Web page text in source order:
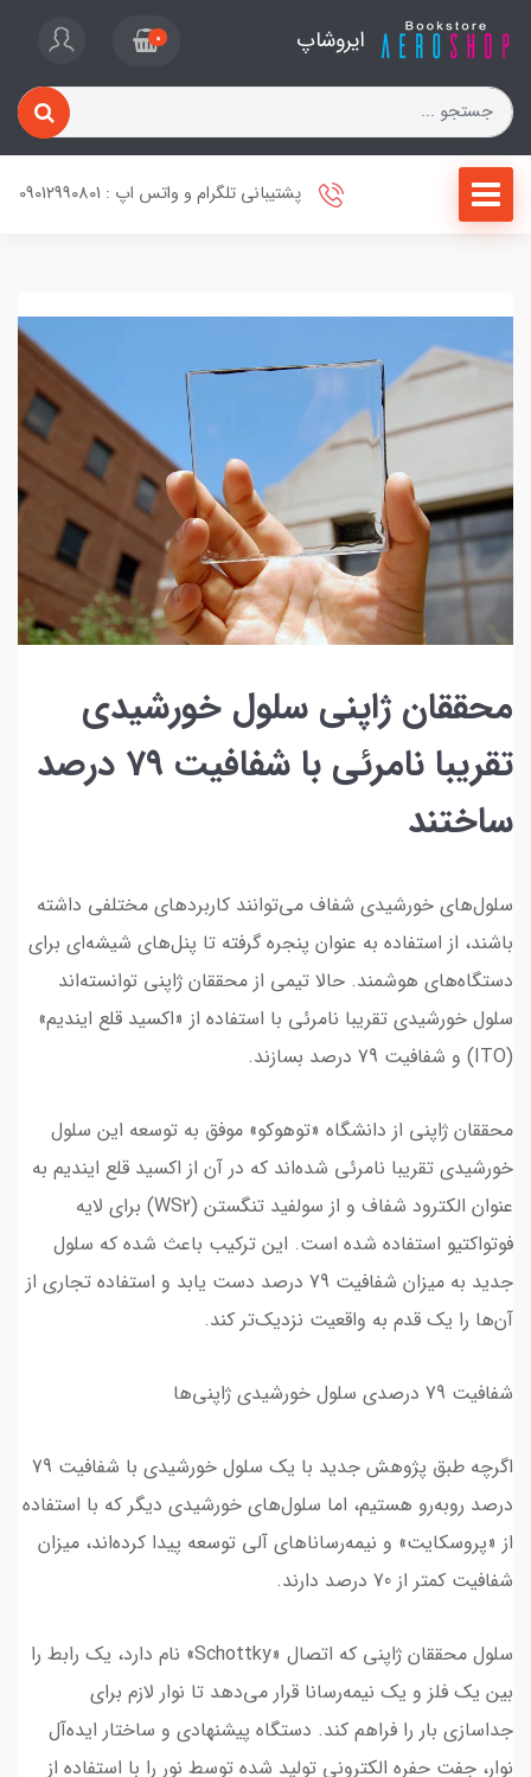
ایروشاپ 0
پشتیبانی تلگرام و واتس اپ : 09012990801
محققان ژاپنی سلول خورشیدی
تقریبا نامرئی با شفافیت 79 درصد
ساختند
سلول‌های خورشیدی شفاف می‌توانند کاربردهای مختلفی داشته
باشند، از استفاده به عنوان پنجره گرفته تا پنل‌های شیشه‌ای برای
دستگاه‌های هوشمند. حالا تیمی از محققان ژاپنی توانسته‌اند
سلول خورشیدی تقریبا نامرئی با استفاده از «اکسید قلع ایندیم»
(ITO) و شفافیت 79 درصد بسازند.
محققان ژاپنی از دانشگاه «توهوکو» موفق به توسعه این سلول
خورشیدی تقریبا نامرئی شده‌اند که در آن از اکسید قلع ایندیم به
عنوان الکترود شفاف و از سولفید تنگستن (WS2) برای لایه
فوتواکتیو استفاده شده است. این ترکیب باعث شده که سلول
جدید به میزان شفافیت 79 درصد دست یابد و استفاده تجاری از
آن‌ها را یک قدم به واقعیت نزدیک‌تر کند.
شفافیت 79 درصدی سلول خورشیدی ژاپنی‌ها
اگرچه طبق پژوهش جدید با یک سلول خورشیدی با شفافیت 79
درصد روبه‌رو هستیم، اما سلول‌های خورشیدی دیگر که با استفاده
از «پروسکایت» و نیمه‌رساناهای آلی توسعه پیدا کرده‌اند، میزان
شفافیت کمتر از 70 درصد دارند.
سلول محققان ژاپنی که اتصال «Schottky» نام دارد، یک رابط را
بین یک فلز و یک نیمه‌رسانا قرار می‌دهد تا نوار لازم برای
جداسازی بار را فراهم کند. دستگاه پیشنهادی و ساختار ایده‌آل
نوار، جفت حفره الکترونی تولید شده توسط نور را با استفاده از